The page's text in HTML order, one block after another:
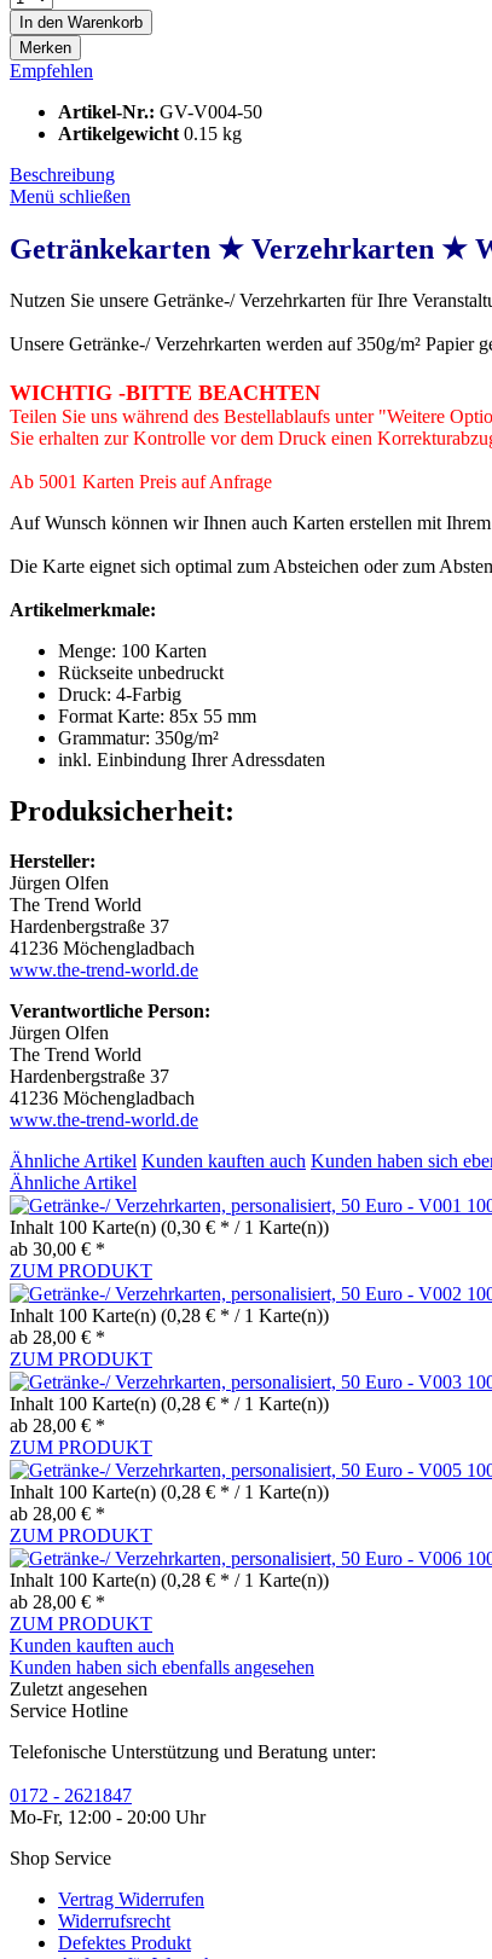
In den Warenkorb
Merken
Empfehlen
Artikel-Nr.: GV-V004-50
Artikelgewicht 0.15 kg
Beschreibung
Menü schließen
Getränkekarten ★ Verzehrkarten ★
Nutzen Sie unsere Getränke-/ Verzehrkarten für Ihre
Unsere Getränke-/ Verzehrkarten werden auf 350g/m² Papier
WICHTIG -BITTE BEACHTEN
Teilen Sie uns während des Bestellablaufs unter "Weitere
Sie erhalten zur Kontrolle vor dem Druck einen
Ab 5001 Karten Preis auf Anfrage
Auf Wunsch können wir Ihnen auch Karten erstellen mit
Die Karte eignet sich optimal zum Absteichen oder zum
Artikelmerkmale:
Menge: 100 Karten
Rückseite unbedruckt
Druck: 4-Farbig
Format Karte: 85x 55 mm
Grammatur: 350g/m²
inkl. Einbindung Ihrer Adressdaten
Produksicherheit:
Hersteller:
Jürgen Olfen
The Trend World
Hardenbergstraße 37
41236 Möchengladbach
www.the-trend-world.de
Verantwortliche Person:
Jürgen Olfen
The Trend World
Hardenbergstraße 37
41236 Möchengladbach
www.the-trend-world.de
Ähnliche Artikel Kunden kauften auch Kunden haben sich
Ähnliche Artikel
Inhalt 100 Karte(n) (0,30 € * / 1 Karte(n))
ab 30,00 € *
ZUM PRODUKT
Inhalt 100 Karte(n) (0,28 € * / 1 Karte(n))
ab 28,00 € *
ZUM PRODUKT
Inhalt 100 Karte(n) (0,28 € * / 1 Karte(n))
ab 28,00 € *
ZUM PRODUKT
Inhalt 100 Karte(n) (0,28 € * / 1 Karte(n))
ab 28,00 € *
ZUM PRODUKT
Inhalt 100 Karte(n) (0,28 € * / 1 Karte(n))
ab 28,00 € *
ZUM PRODUKT
Kunden kauften auch
Kunden haben sich ebenfalls angesehen
Zuletzt angesehen
Service Hotline
Telefonische Unterstützung und Beratung unter:
0172 - 2621847
Mo-Fr, 12:00 - 20:00 Uhr
Shop Service
Vertrag Widerrufen
Widerrufsrecht
Defektes Produkt